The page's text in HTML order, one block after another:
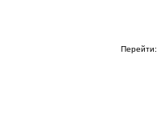
Перейти: